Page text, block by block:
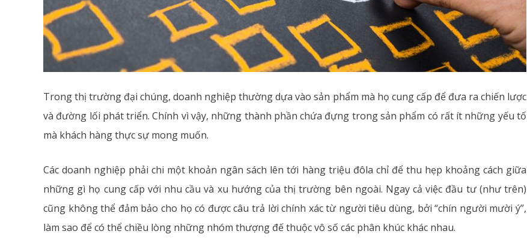
Trong thị trường đại chúng, doanh nghiệp thường dựa vào sản phẩm mà họ cung cấp để đưa ra chiến lược
và đường lối phát triển. Chính vì vậy, những thành phần chứa đựng trong sản phẩm có rất ít những yếu tố
mà khách hàng thực sự mong muốn.
Các doanh nghiệp phải chi một khoản ngân sách lên tới hàng triệu đôla chỉ để thu hẹp khoảng cách giữa
những gì họ cung cấp với nhu cầu và xu hướng của thị trường bên ngoài. Ngay cả việc đầu tư (như trên)
cũng không thể đảm bảo cho họ có được câu trả lời chính xác từ người tiêu dùng, bởi “chín người mười ý”,
làm sao để có thể chiều lòng những nhóm thượng đế thuộc vô số các phân khúc khác nhau.